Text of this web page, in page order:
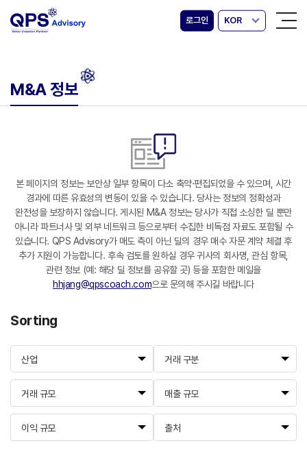
로그인 KOR
M&A 정보
본 페이지의 정보는 보안상 일부 항목이 다소 축약·편집되었을 수 있으며, 시간
경과에 따른 유효성의 변동이 있을 수 있습니다. 당사는 정보의 정확성과
완전성을 보장하지 않습니다. 게시된 M&A 정보는 당사가 직접 소싱한 딜 뿐만
아니라 파트너사 및 외부 네트워크 등으로부터 수집한 비독점 자료도 포함될 수
있습니다. QPS Advisory가 매도 측이 아닌 딜의 경우 매수 자문 계약 체결 후
추가 지원이 가능합니다. 후속 검토를 원하실 경우 귀사의 회사명, 관심 항목,
관련 정보 (예: 해당 딜 정보를 공유할 곳) 등을 포함한 메일을
hhjang@qpscoach.com으로 문의해 주시길 바랍니다
Sorting
산업 거래 구분
거래 규모 매출 규모
이익 규모 출처